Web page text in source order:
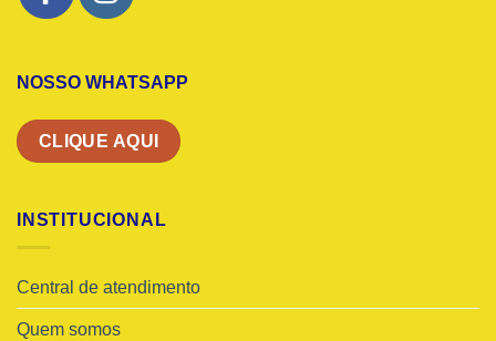
NOSSO WHATSAPP
CLIQUE AQUI
INSTITUCIONAL
Central de atendimento
Quem somos